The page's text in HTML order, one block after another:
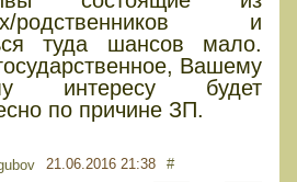
родственников и
туда шансов мало.
Вашему
интересу будет
по причине ЗП.
21.06.2016 21:38 #